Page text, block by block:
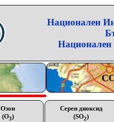
Национален
Национален
Озон
(O3)
Серен диоксид
(SO2)